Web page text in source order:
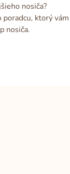
nosiča?
ktorý vám
nosiča.